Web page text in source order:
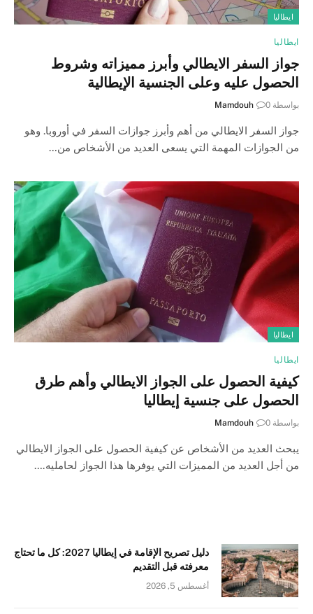
ايطاليا
ايطاليا
جواز السفر الايطالي وأبرز مميزاته وشروط
الحصول عليه وعلى الجنسية الإيطالية
بواسطة Mamdouh 0
جواز السفر الايطالي من أهم وأبرز جوازات السفر في أوروبا. وهو
من الجوازات المهمة التي يسعى العديد من الأشخاص من…
ايطاليا
ايطاليا
كيفية الحصول على الجواز الايطالي وأهم طرق
الحصول على جنسية إيطاليا
بواسطة Mamdouh 0
يبحث العديد من الأشخاص عن كيفية الحصول على الجواز الايطالي
من أجل العديد من المميزات التي يوفرها هذا الجواز لحامليه.…
دليل تصريح الإقامة في إيطاليا 2027: كل ما تحتاج
معرفته قبل التقديم
أغسطس 5, 2026